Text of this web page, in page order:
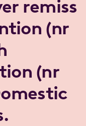
remiss
(nr
(nr